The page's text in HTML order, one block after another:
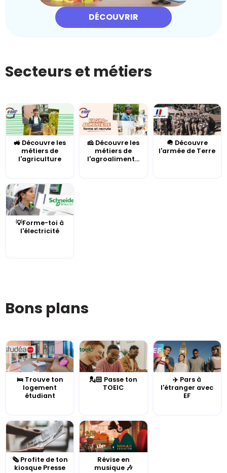
DÉCOUVRIR
Secteurs et métiers
🚜 Découvre les
métiers de
l'agriculture
🧀 Découvre les
métiers de
l'agroaliment...
🪖 Découvre
l'armée de Terre
💡Forme-toi à
l'électricité
Bons plans
🛌 Trouve ton
logement
étudiant
💂🏻 Passe ton
TOEIC
✈️ Pars à
l'étranger avec
EF
🗞️ Profite de ton
kiosque Presse
Révise en
musique 🎶